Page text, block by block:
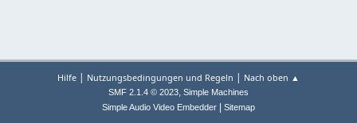
Hilfe | Nutzungsbedingungen und Regeln | Nach oben ▲
SMF 2.1.4 © 2023, Simple Machines
Simple Audio Video Embedder
Sitemap